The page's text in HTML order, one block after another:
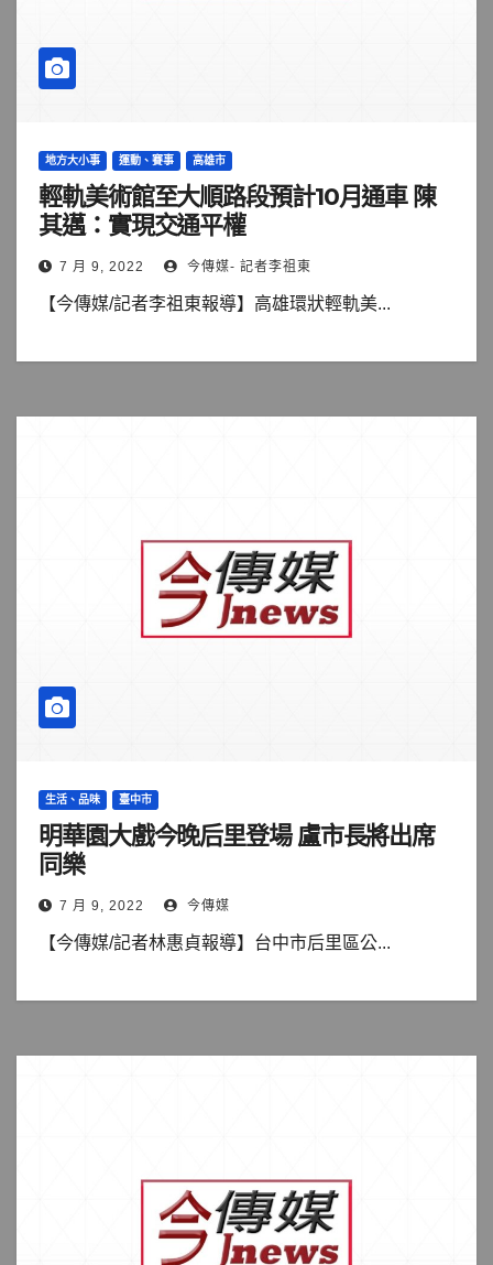
地方大小事 運動、賽事 高雄市
輕軌美術館至大順路段預計10月通車 陳
其邁：實現交通平權
7 月 9, 2022 今傳媒- 記者李祖東
【今傳媒/記者李祖東報導】高雄環狀輕軌美...
生活、品味 臺中市
明華園大戲今晚后里登場 盧市長將出席
同樂
7 月 9, 2022 今傳媒
【今傳媒/記者林惠貞報導】台中市后里區公...